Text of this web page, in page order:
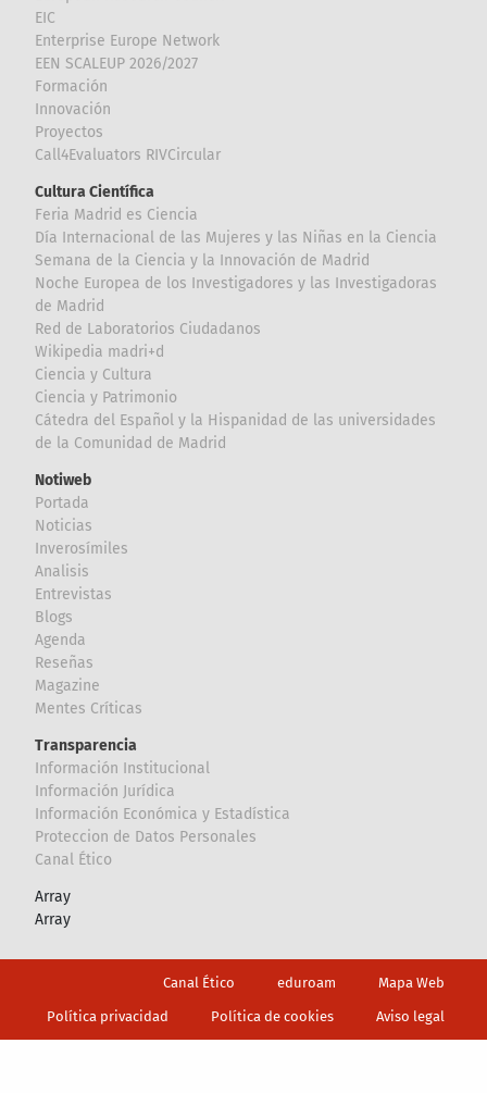
EIC
Enterprise Europe Network
EEN SCALEUP 2026/2027
Formación
Innovación
Proyectos
Call4Evaluators RIVCircular
Cultura Científica
Feria Madrid es Ciencia
Día Internacional de las Mujeres y las Niñas en la Ciencia
Semana de la Ciencia y la Innovación de Madrid
Noche Europea de los Investigadores y las Investigadoras
de Madrid
Red de Laboratorios Ciudadanos
Wikipedia madri+d
Ciencia y Cultura
Ciencia y Patrimonio
Cátedra del Español y la Hispanidad de las universidades
de la Comunidad de Madrid
Notiweb
Portada
Noticias
Inverosímiles
Analisis
Entrevistas
Blogs
Agenda
Reseñas
Magazine
Mentes Críticas
Transparencia
Información Institucional
Información Jurídica
Información Económica y Estadística
Proteccion de Datos Personales
Canal Ético
Array
Array
Canal Ético eduroam Mapa Web
Política privacidad Política de cookies Aviso legal